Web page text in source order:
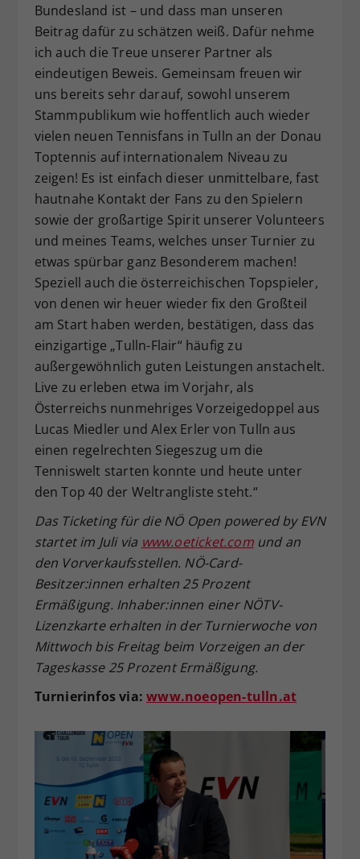
Bundesland ist – und dass man unseren
Beitrag dafür zu schätzen weiß. Dafür nehme
ich auch die Treue unserer Partner als
eindeutigen Beweis. Gemeinsam freuen wir
uns bereits sehr darauf, sowohl unserem
Stammpublikum wie hoffentlich auch wieder
vielen neuen Tennisfans in Tulln an der Donau
Toptennis auf internationalem Niveau zu
zeigen! Es ist einfach dieser unmittelbare, fast
hautnahe Kontakt der Fans zu den Spielern
sowie der großartige Spirit unserer Volunteers
und meines Teams, welches unser Turnier zu
etwas spürbar ganz Besonderem machen!
Speziell auch die österreichischen Topspieler,
von denen wir heuer wieder fix den Großteil
am Start haben werden, bestätigen, dass das
einzigartige „Tulln-Flair“ häufig zu
außergewöhnlich guten Leistungen anstachelt.
Live zu erleben etwa im Vorjahr, als
Österreichs nunmehriges Vorzeigedoppel aus
Lucas Miedler und Alex Erler von Tulln aus
einen regelrechten Siegeszug um die
Tenniswelt starten konnte und heute unter
den Top 40 der Weltrangliste steht.“
Das Ticketing für die NÖ Open powered by EVN
startet im Juli via www.oeticket.comund an
den Vorverkaufsstellen. NÖ-Card-
Besitzer:innen erhalten 25 Prozent
Ermäßigung. Inhaber:innen einer NÖTV-
Lizenzkarte erhalten in der Turnierwoche von
Mittwoch bis Freitag beim Vorzeigen an der
Tageskasse 25 Prozent Ermäßigung.
Turnierinfos via:www.noeopen-tulln.at